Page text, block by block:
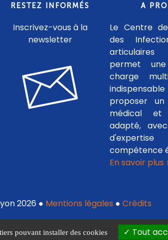
RESTEZ INFORMÉS
Inscrivez-vous à la
newsletter
A
Le Centre
des
articulaires
permet
charge
proposer
médical et
adapté,
compétence
En savoir
2026 ● Mentions légales ● Crédits
pouvant installer des cookies Tout